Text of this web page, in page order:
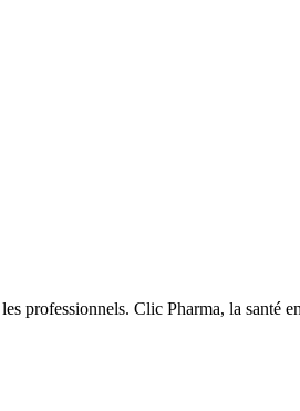
professionnels. Clic Pharma, la santé